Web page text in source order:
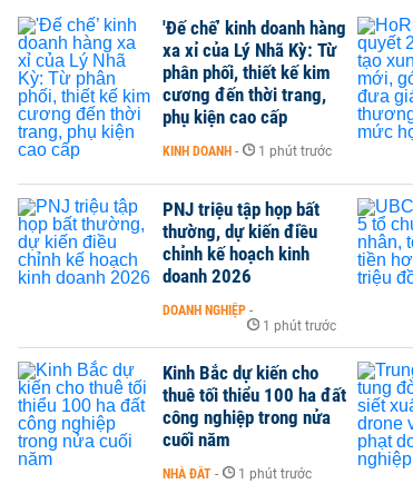
'Đế chế’ kinh doanh hàng
xa xỉ của Lý Nhã Kỳ: Từ
phân phối, thiết kế kim
cương đến thời trang,
phụ kiện cao cấp
KINH DOANH - 1 phút trước
PNJ triệu tập họp bất
thường, dự kiến điều
chỉnh kế hoạch kinh
doanh 2026
DOANH NGHIỆP -
1 phút trước
Kinh Bắc dự kiến cho
thuê tối thiểu 100 ha đất
công nghiệp trong nửa
cuối năm
NHÀ ĐẤT - 1 phút trước